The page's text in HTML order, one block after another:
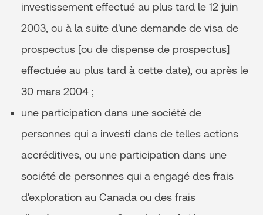
investissement effectué au plus tard le 12 juin
2003, ou à la suite d'une demande de visa de
prospectus [ou de dispense de prospectus]
effectuée au plus tard à cette date), ou après le
30 mars 2004 ;
une participation dans une société de
personnes qui a investi dans de telles actions
accréditives, ou une participation dans une
société de personnes qui a engagé des frais
d'exploration au Canada ou des frais